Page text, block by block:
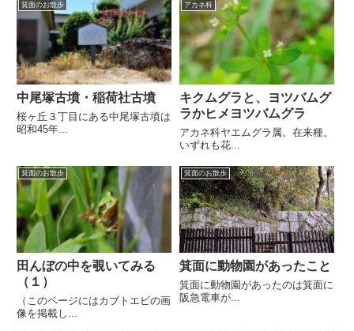
箕面のお散歩
中尾塚古墳・稲荷社古墳
桜ヶ丘３丁目にある中尾塚古墳は
昭和45年...
アカネ科
キクムグラと、ヨツバムグ
ラかヒメヨツバムグラ
アカネ科ヤエムグラ属。在来種。
いずれも花...
箕面のお散歩
田んぼの中を覗いてみる
（１）
（このページにはカブトエビの画
像を掲載し...
箕面のお散歩
箕面に動物園があったこと
箕面に動物園があったのは箕面に
阪急電車が...